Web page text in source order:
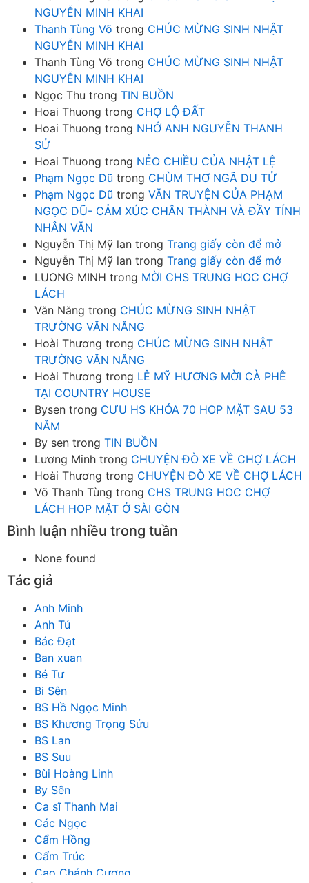
NGUYỄN MINH KHAI
Thanh Tùng Võ trong CHÚC MỪNG SINH NHẬT
NGUYỄN MINH KHAI
Thanh Tùng Võ trong CHÚC MỪNG SINH NHẬT
NGUYỄN MINH KHAI
Ngọc Thu trong TIN BUỒN
Hoai Thuong trong CHỢ LỘ ĐẤT
Hoai Thuong trong NHỚ ANH NGUYỄN THANH
SỬ
Hoai Thuong trong NẺO CHIỀU CỦA NHẬT LỆ
Phạm Ngọc Dũ trong CHÙM THƠ NGÃ DU TỬ
Phạm Ngọc Dũ trong VĂN TRUYỆN CỦA PHẠM
NGỌC DŨ- CẢM XÚC CHÂN THÀNH VÀ ĐẦY TÍNH
NHÂN VĂN
Nguyễn Thị Mỹ lan trong Trang giấy còn để mở
Nguyễn Thị Mỹ lan trong Trang giấy còn để mở
LUONG MINH trong MỜI CHS TRUNG HOC CHỢ
LÁCH
Văn Năng trong CHÚC MỪNG SINH NHẬT
TRƯỜNG VĂN NĂNG
Hoài Thương trong CHÚC MỪNG SINH NHẬT
TRƯỜNG VĂN NĂNG
Hoài Thương trong LÊ MỸ HƯƠNG MỜI CÀ PHÊ
TẠI COUNTRY HOUSE
Bysen trong CƯU HS KHÓA 70 HOP MẶT SAU 53
NĂM
By sen trong TIN BUỒN
Lương Minh trong CHUYỆN ĐÒ XE VỀ CHỢ LÁCH
Hoài Thương trong CHUYỆN ĐÒ XE VỀ CHỢ LÁCH
Võ Thanh Tùng trong CHS TRUNG HOC CHỢ
LÁCH HOP MẶT Ở SÀI GÒN
Bình luận nhiều trong tuần
None found
Tác giả
Anh Minh
Anh Tú
Bác Đạt
Ban xuan
Bé Tư
Bi Sên
BS Hồ Ngọc Minh
BS Khương Trọng Sửu
BS Lan
BS Suu
Bùi Hoàng Linh
By Sên
Ca sĩ Thanh Mai
Các Ngọc
Cẩm Hồng
Cẩm Trúc
Cao Chánh Cương